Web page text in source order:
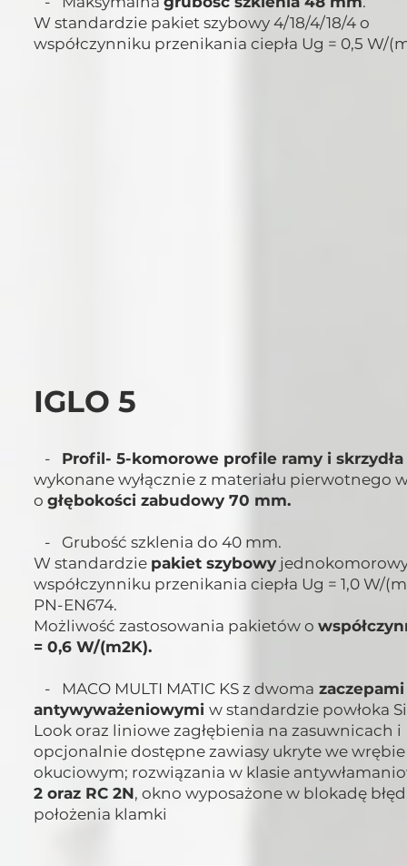
W standardzie pakiet szybowy 4/18/4/18/4 o
współczynniku przenikania ciepła Ug = 0,5 W/
IGLO 5
- Profil- 5-komorowe profile ramy i skrzydła
wykonane wyłącznie z materiału pierwotnego
o głębokości zabudowy 70 mm.
- Grubość szklenia do 40 mm.
W standardzie pakiet szybowy
współczynniku przenikania ciepła Ug = 1,0 W/
PN-EN674.
Możliwość zastosowania pakietów o
= 0,6 W/(m2K).
- MACO MULTI MATIC KS z dwoma zaczepami
antywyważeniowymi w standardzie powłoka
Look oraz liniowe zagłębienia na zasuwnicach i
opcjonalnie dostępne zawiasy ukryte we wrębie
okuciowym; rozwiązania w klasie
2 oraz RC 2N, okno wyposażone w blokadę
położenia klamki